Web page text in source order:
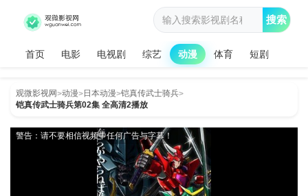
首页 电影 电视剧 综艺 动漫 体育 短剧
搜索
观微影视网>动漫>日本动漫>铠真传武士骑兵>
铠真传武士骑兵第02集 全高清2播放
警告：请不要相信视频中任何广告与字幕！